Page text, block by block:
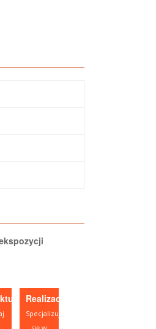
Realizacje
Specjalizujemy
się w